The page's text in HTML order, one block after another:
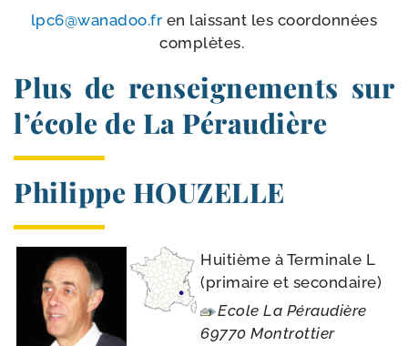
lpc6@​wanadoo.​fr en lais­sant les coor­don­nées
complètes.
Plus de renseignements sur
l’école de La Péraudière
Philippe HOUZELLE
Huitième à Terminale L
(pri­maire et secondaire)
Ecole La Péraudière
69770 Montrottier